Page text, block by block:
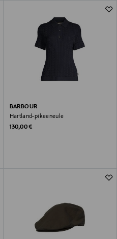
BARBOUR
Hartland-pikeeneule
Original Price
130,00 €